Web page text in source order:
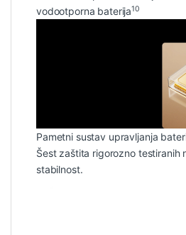
vodootporna baterija10
Pametni sustav upravljanja
Šest zaštita rigorozno testiranih
stabilnost.